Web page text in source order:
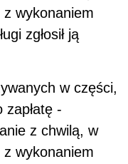
wykonaniem
zgłosił ją
w części,
-
z chwilą, w
wykonaniem